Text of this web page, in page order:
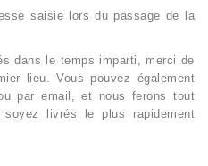
saisie lors du passage de la
dans le temps imparti, merci de
lieu. Vous pouvez également
par email, et nous ferons tout
livrés le plus rapidement